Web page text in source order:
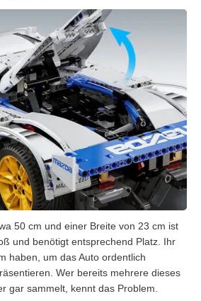
50 cm und einer Breite von 23 cm ist
und benötigt entsprechend Platz. Ihr
haben, um das Auto ordentlich
Wer bereits mehrere dieses
gar sammelt, kennt das Problem.